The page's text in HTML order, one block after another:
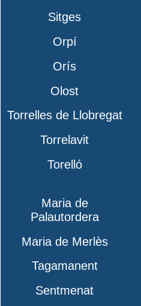
Sitges
Orpí
Orís
Olost
Torrelles de Llobregat
Torrelavit
Torelló
Maria de
Palautordera
Maria de Merlès
Tagamanent
Sentmenat